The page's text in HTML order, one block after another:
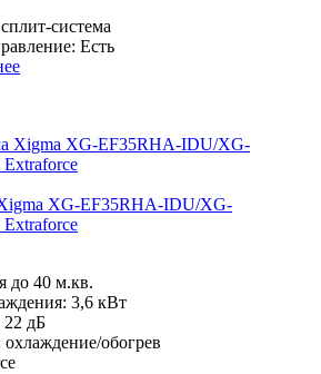
система
Есть
XG-EF35RHA-IDU/XG-
до 40 м.кв.
3,6 кВт
дБ
обогрев